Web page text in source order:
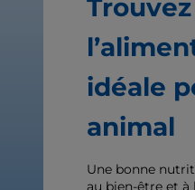
Trouvez
idéale
animal
Une bonne
au bien-être et à